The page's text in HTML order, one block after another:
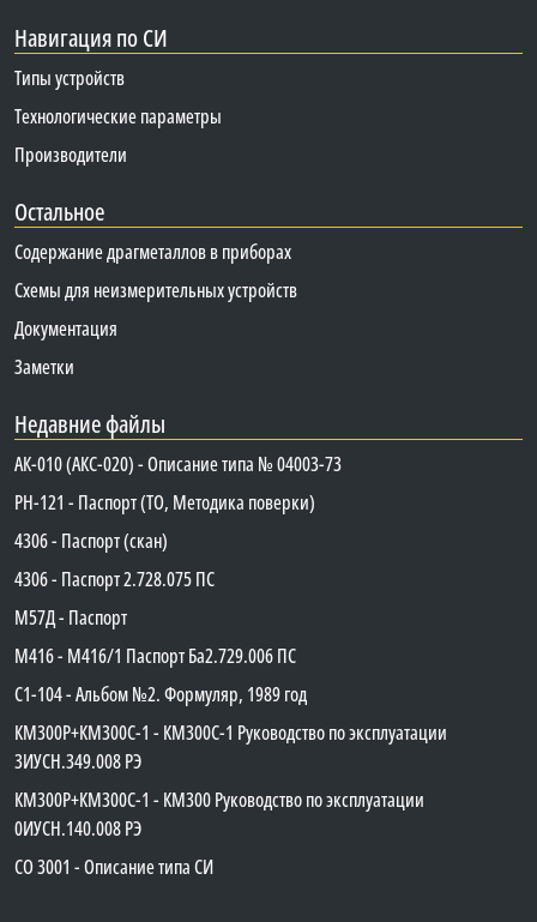
Навигация по СИ
Типы устройств
Технологические параметры
Производители
Остальное
Содержание драгметаллов в приборах
Схемы для неизмерительных устройств
Документация
Заметки
Недавние файлы
АК-010 (АКС-020) - Описание типа № 04003-73
PH-121 - Паспорт (ТО, Методика поверки)
4306 - Паспорт (скан)
4306 - Паспорт 2.728.075 ПС
М57Д - Паспорт
М416 - М416/1 Паспорт Ба2.729.006 ПС
C1-104 - Альбом №2. Формуляр, 1989 год
КМ300Р+КМ300С-1 - КМ300C-1 Руководство по эксплуатации
3ИУСН.349.008 РЭ
КМ300Р+КМ300С-1 - КМ300 Руководство по эксплуатации
0ИУСН.140.008 РЭ
СО 3001 - Описание типа СИ